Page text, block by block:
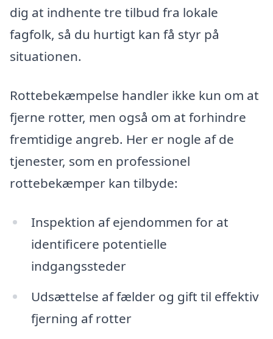
dig at indhente tre tilbud fra lokale
fagfolk, så du hurtigt kan få styr på
situationen.
Rottebekæmpelse handler ikke kun om at
fjerne rotter, men også om at forhindre
fremtidige angreb. Her er nogle af de
tjenester, som en professionel
rottebekæmper kan tilbyde:
Inspektion af ejendommen for at
identificere potentielle
indgangssteder
Udsættelse af fælder og gift til effektiv
fjerning af rotter